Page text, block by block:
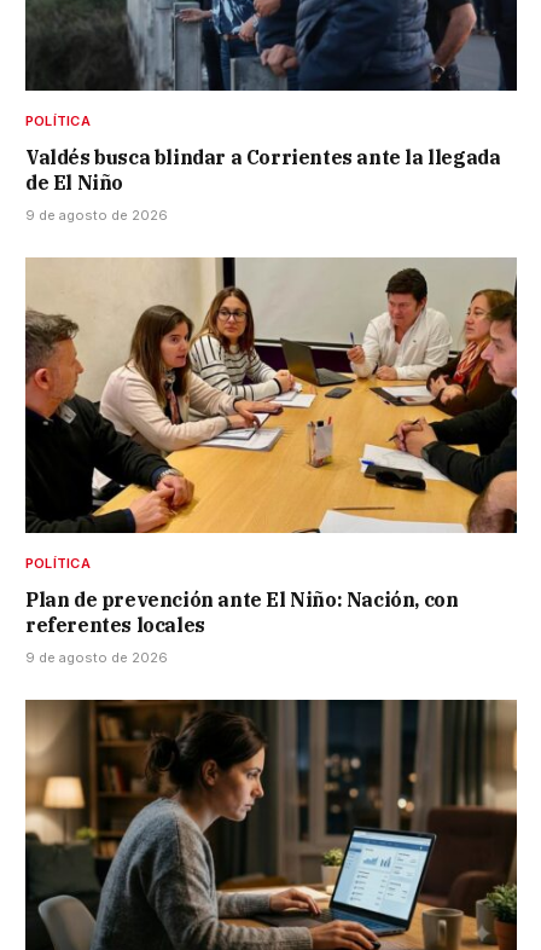
POLÍTICA
Valdés busca blindar a Corrientes ante la llegada
de El Niño
9 de agosto de 2026
POLÍTICA
Plan de prevención ante El Niño: Nación, con
referentes locales
9 de agosto de 2026